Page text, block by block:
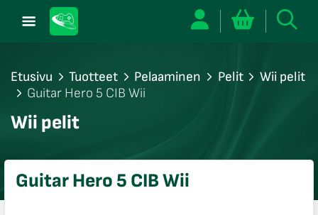
Etusivu Tuotteet Pelaaminen Pelit
Wii pelit
Guitar Hero 5 CIB Wii
Wii pelit
Guitar Hero 5 CIB Wii
sulje
sulje